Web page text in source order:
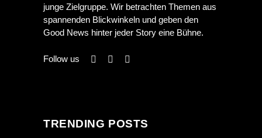
junge Zielgruppe. Wir betrachten Themen aus
spannenden Blickwinkeln und geben den
Good News hinter jeder Story eine Bühne.
Follow us
TRENDING POSTS